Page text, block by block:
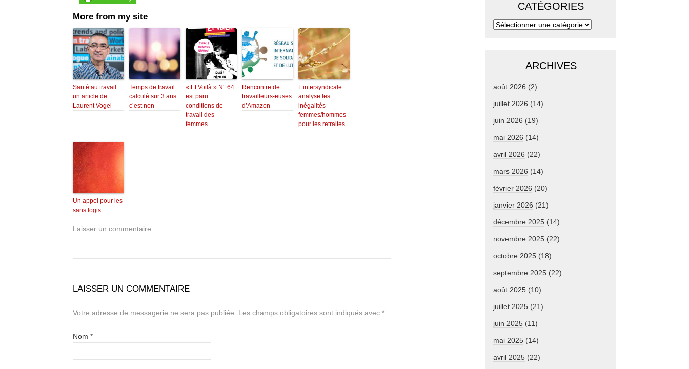
More from my site
Santé au travail :
un article de
Laurent Vogel
Temps de travail
calculé sur 3 ans :
c’est non
« Et Voilà » N° 64
est paru :
conditions de
travail des
femmes
Rencontre de
travailleurs-euses
d’Amazon
L’intersyndicale
analyse les
inégalités
femmes/hommes
pour les retraites
Un appel pour les
sans logis
Laisser un commentaire
LAISSER UN COMMENTAIRE
Votre adresse de messagerie ne sera pas publiée. Les champs obligatoires sont indiqués avec *
Nom *
CATÉGORIES
ARCHIVES
août 2026 (2)
juillet 2026 (14)
juin 2026 (19)
mai 2026 (14)
avril 2026 (22)
mars 2026 (14)
février 2026 (20)
janvier 2026 (21)
décembre 2025 (14)
novembre 2025 (22)
octobre 2025 (18)
septembre 2025 (22)
août 2025 (10)
juillet 2025 (21)
juin 2025 (11)
mai 2025 (14)
avril 2025 (22)